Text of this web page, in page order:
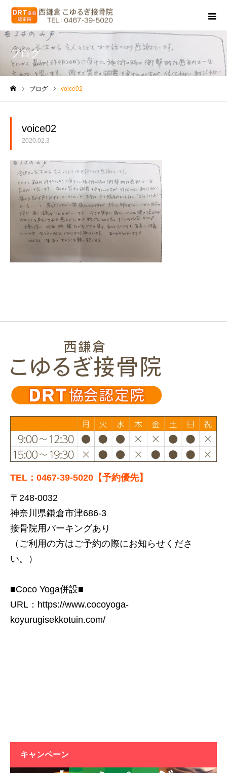
ブログ
ブログ voice02
voice02
2020.02.3
TEL：0467-39-5020【予約優先】
〒248-0032
神奈川県鎌倉市津686-3
接骨院用パーキングあり
（ご利用の方はご予約の際にお知らせくださ
い。）
■Coco Yoga併設■
URL： https://www.cocoyoga-
koyurugisekkotuin.com/
キャンペーン